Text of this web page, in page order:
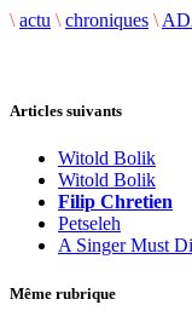
\ actu \ chroniques \
Articles suivants
Witold Bolik
Witold Bolik
Filip Chretien
Petseleh
A Singer Must
Même rubrique